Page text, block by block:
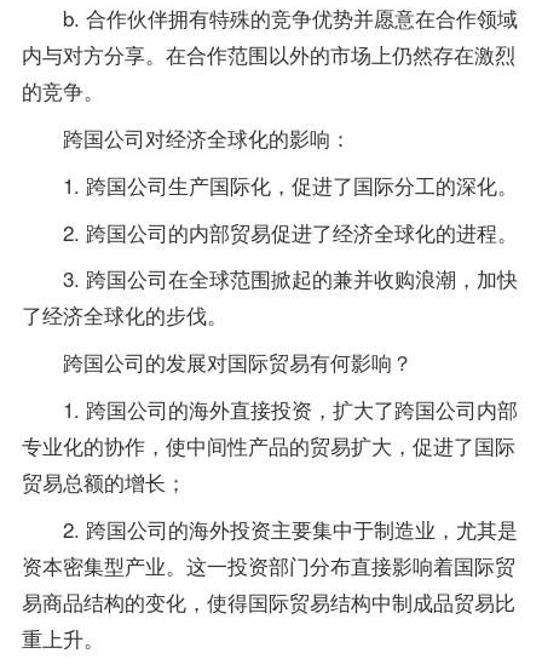
b. 合作伙伴拥有特殊的竞争优势并愿意在合作领域
内与对方分享。在合作范围以外的市场上仍然存在激烈
的竞争。
跨国公司对经济全球化的影响：
1. 跨国公司生产国际化，促进了国际分工的深化。
2. 跨国公司的内部贸易促进了经济全球化的进程。
3. 跨国公司在全球范围掀起的兼并收购浪潮，加快
了经济全球化的步伐。
跨国公司的发展对国际贸易有何影响？
1. 跨国公司的海外直接投资，扩大了跨国公司内部
专业化的协作，使中间性产品的贸易扩大，促进了国际
贸易总额的增长；
2. 跨国公司的海外投资主要集中于制造业，尤其是
资本密集型产业。这一投资部门分布直接影响着国际贸
易商品结构的变化，使得国际贸易结构中制成品贸易比
重上升。